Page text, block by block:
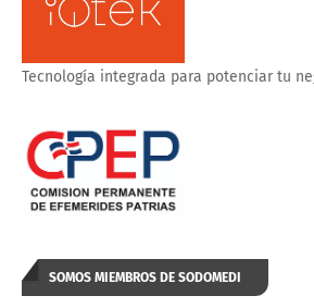
Tecnología integrada para potenciar tu
SOMOS MIEMBROS DE SODOMEDI